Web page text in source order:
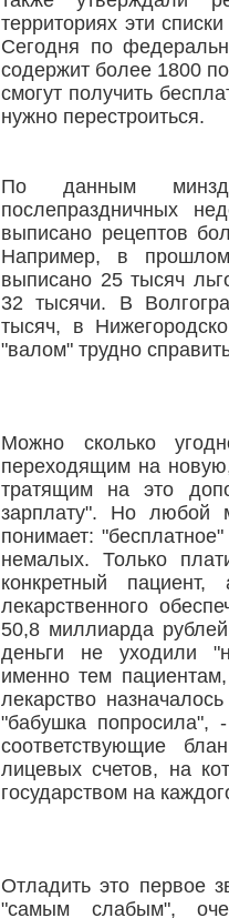
территориях эти
Сегодня по
содержит более 1800
смогут получить
нужно перестроиться.
По данным
послепраздничных
выписано рецептов
Например, в
выписано 25 тысяч
32 тысячи. В
тысяч, в
"валом" трудно
Можно сколько
переходящим на
тратящим на это
зарплату". Но любой
понимает:
немалых. Только
конкретный
лекарственного
50,8 миллиарда
деньги не уходили
именно тем
лекарство
"бабушка попросила",
соответствующие
лицевых счетов, на
государством на
Отладить это первое
"самым слабым",